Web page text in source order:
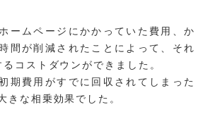
ームページにかかっていた費用、か
間が削減されたことによって、それ
コストダウンができました。
期費用がすでに回収されてしまった
きな相乗効果でした。